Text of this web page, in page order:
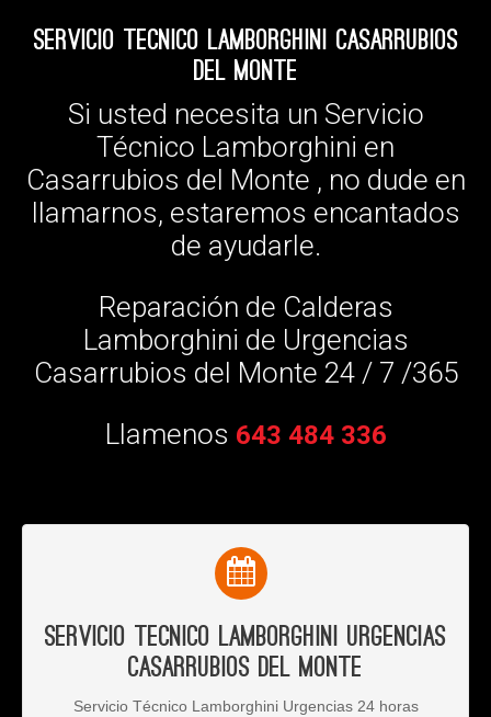
Servicio Tecnico Lamborghini Casarrubios
del Monte
Si usted necesita un Servicio
Técnico Lamborghini en
Casarrubios del Monte , no dude en
llamarnos, estaremos encantados
de ayudarle.
Reparación de Calderas
Lamborghini de Urgencias
Casarrubios del Monte 24 / 7 /365
Llamenos 643 484 336
Servicio Tecnico Lamborghini Urgencias
Casarrubios del Monte
Servicio Técnico Lamborghini Urgencias 24 horas